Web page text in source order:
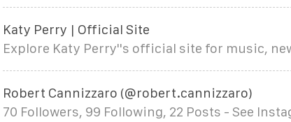
Katy Perry | Official Site
Explore Katy Perry''s official site for music,
Robert Cannizzaro (@robert.cannizzaro)
70 Followers, 99 Following, 22 Posts - See